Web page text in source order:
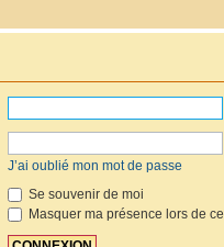
J’ai oublié mon mot de passe
Se souvenir de moi
Masquer ma présence lors de